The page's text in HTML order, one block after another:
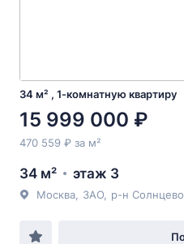
34 м² , 1-комнатную квартиру
15 999 000 ₽
470 559 ₽ за м²
34 м² этаж 3
Москва ЗАО р-н Солнцево